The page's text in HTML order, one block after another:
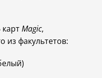
Magic,
из факультетов: